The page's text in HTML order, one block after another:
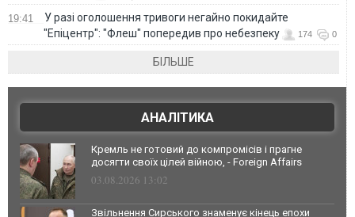
19:41
У разі оголошення тривоги негайно покидайте
"Епіцентр": "Флеш" попередив про небезпеку
174 0
БІЛЬШЕ
АНАЛІТИКА
Кремль не готовий до компромісів і прагне
досягти своїх цілей війною, - Foreign Affairs
03.08.2026 13:02
Звільнення Сирського знаменує кінець епохи